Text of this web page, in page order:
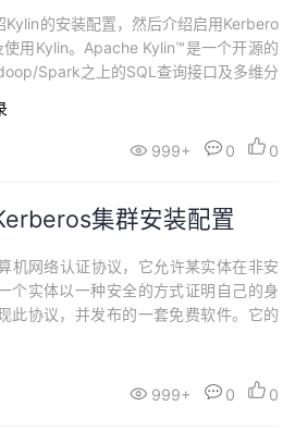
Kylin的安装配置，然后介绍启用Kerbero
用Kylin。Apache Kylin™是一个开源的
Spark之上的SQL查询接口及多维分
查询巨大的Hive表。1.2 环境说明CDH
999+ 0 0
集群安装配置
机网络认证协议，它允许某实体在非安
个实体以一种安全的方式证明自己的身
此协议，并发布的一套免费软件。它的
份。Kerberos协议可以保护网络实体免
协议基于对称密码学，并需要一个值
999+ 0 0